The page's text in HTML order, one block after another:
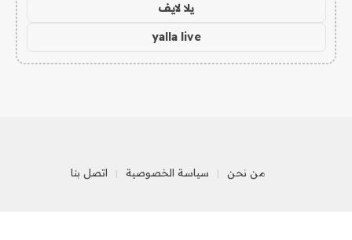
يلا لايف
yalla live
من نحن سياسة الخصوصية اتصل بنا